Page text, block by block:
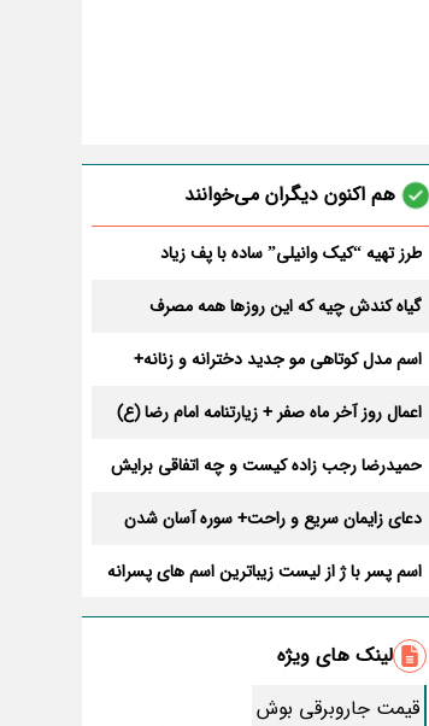
هم اکنون دیگران می‌خوانند
طرز تهیه “کیک وانیلی” ساده با پف زیاد
گیاه کندش چیه که این روزها همه مصرف
اسم مدل کوتاهی مو جدید دخترانه و زنانه+
اعمال روز آخر ماه صفر + زیارتنامه امام رضا (ع)
حمیدرضا رجب‌ زاده کیست و چه اتفاقی برایش
دعای زایمان سریع و راحت+ سوره آسان شدن
اسم پسر با ژ از لیست زیباترین اسم های پسرانه
تنها یک بار در عمرتان دعای معراج بخوانید تا …
+ متن و خواص باورنکردنی
زیباترین متن درباره سکوت؛ جملات کوتاه و بلند
غمگین، عاشقانه و خدایی
لینک های ویژه
قیمت جاروبرقی بوش